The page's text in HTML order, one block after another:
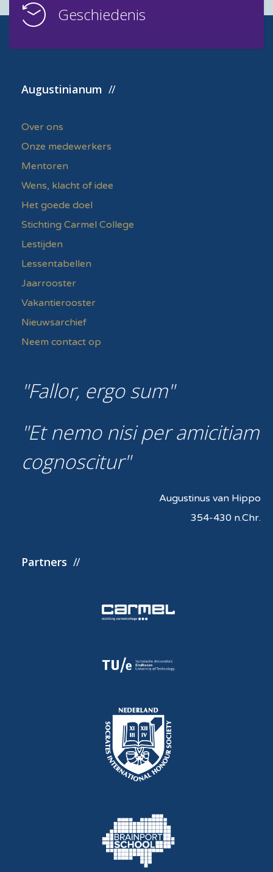
Geschiedenis
Augustinianum
Over ons
Onze medewerkers
Mentoren
Wens, klacht of idee
Het goede doel
Stichting Carmel College
Lestijden
Lessentabellen
Jaarrooster
Vakantierooster
Nieuwsarchief
Neem contact op
Fallor, ergo sum
Et nemo nisi per amicitiam
cognoscitur
Augustinus van Hippo
354-430 n.Chr.
Partners